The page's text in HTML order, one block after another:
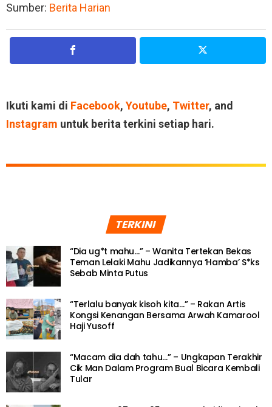
Sumber: Berita Harian
Ikuti kami di Facebook, Youtube, Twitter, and
Instagram untuk berita terkini setiap hari.
TERKINI
“Dia ug*t mahu…” – Wanita Tertekan Bekas
Teman Lelaki Mahu Jadikannya ‘Hamba’ S*ks
Sebab Minta Putus
“Terlalu banyak kisoh kita…” – Rakan Artis
Kongsi Kenangan Bersama Arwah Kamarool
Haji Yusoff
“Macam dia dah tahu…” – Ungkapan Terakhir
Cik Man Dalam Program Bual Bicara Kembali
Tular